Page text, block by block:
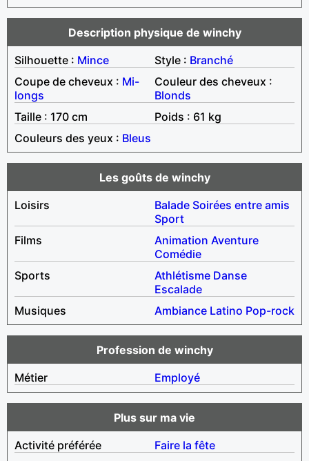
Description physique de winchy
Silhouette : Mince Style : Branché
Coupe de cheveux : Mi-
longs
Couleur des cheveux :
Blonds
Taille : 170 cm
Poids : 61 kg
Couleurs des yeux : Bleus
Les goûts de winchy
Loisirs
Balade Soirées entre amis
Sport
Films
Animation Aventure
Comédie
Sports
Athlétisme Danse
Escalade
Musiques
Ambiance Latino Pop-rock
Profession de winchy
Métier
Employé
Plus sur ma vie
Activité préférée
Faire la fête